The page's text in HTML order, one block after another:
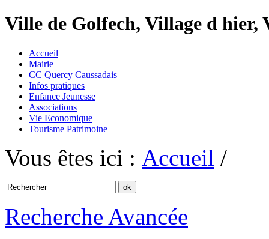
Ville de Golfech, Village d
Accueil
Mairie
CC Quercy Caussadais
Infos pratiques
Enfance Jeunesse
Associations
Vie Economique
Tourisme Patrimoine
Vous êtes ici : Accueil /
Recherche Avancée